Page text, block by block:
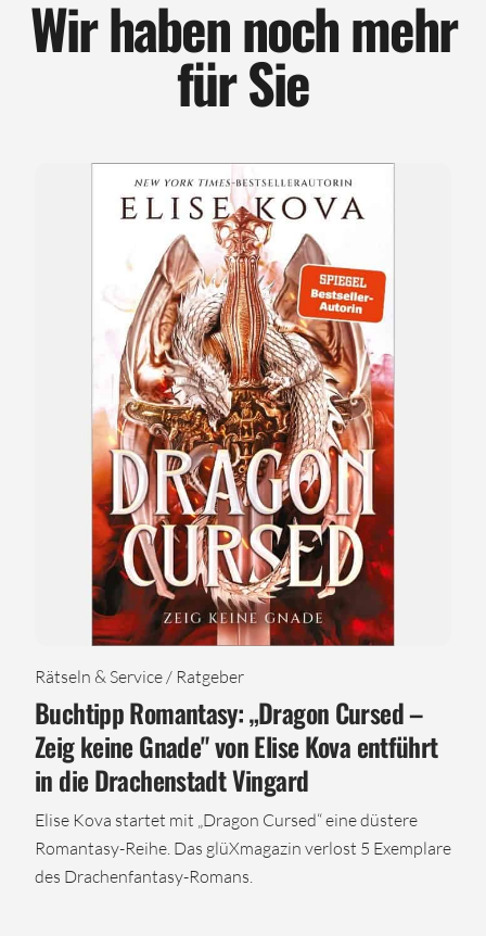
Wir haben noch mehr
für Sie
Rätseln & Service / Ratgeber
Buchtipp Romantasy: „Dragon Cursed –
Zeig keine Gnade" von Elise Kova entführt
in die Drachenstadt Vingard
Elise Kova startet mit „Dragon Cursed“ eine düstere
Romantasy-Reihe. Das glüXmagazin verlost 5 Exemplare
des Drachenfantasy-Romans.